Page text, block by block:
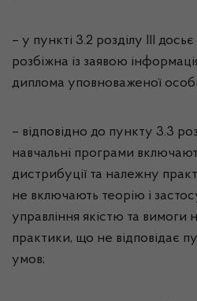
– у пункті 3.2 розділу ІІІ
розбіжна із заявою
диплома уповноваженої
– відповідно до пункту 3.3
навчальні програми
дистрибуції та належну
не включають теорію і
управління якістю та вимоги
практики, що не відповідає
умов;